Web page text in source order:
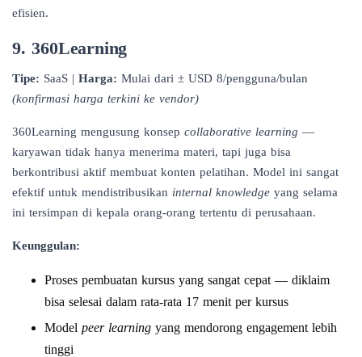
efisien.
9. 360Learning
Tipe: SaaS | Harga: Mulai dari ± USD 8/pengguna/bulan
(konfirmasi harga terkini ke vendor)
360Learning mengusung konsep collaborative learning —
karyawan tidak hanya menerima materi, tapi juga bisa
berkontribusi aktif membuat konten pelatihan. Model ini sangat
efektif untuk mendistribusikan internal knowledge yang selama
ini tersimpan di kepala orang-orang tertentu di perusahaan.
Keunggulan:
Proses pembuatan kursus yang sangat cepat — diklaim
bisa selesai dalam rata-rata 17 menit per kursus
Model peer learning yang mendorong engagement lebih
tinggi